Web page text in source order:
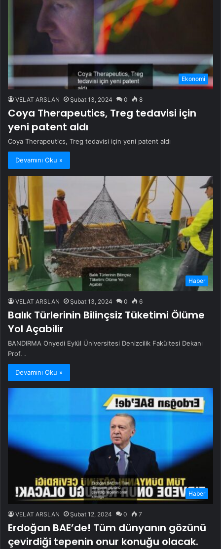
Ekonomi
VELAT ARSLAN Şubat 13, 2024 0 8
Coya Therapeutics, Treg tedavisi için
yeni patent aldı
Coya Therapeutics, Treg tedavisi için yeni patent aldı
Devamını Oku »
Haber
VELAT ARSLAN Şubat 13, 2024 0 6
Balık Türlerinin Bilinçsiz Tüketimi Ölüme
Yol Açabilir
BANDIRMA Onyedi Eylül Üniversitesi Denizcilik Fakültesi Dekanı
Prof. .
Devamını Oku »
Haber
VELAT ARSLAN Şubat 12, 2024 0 7
Erdoğan BAE’de! Tüm dünyanın gözünü
çevirdiği tepenin onur konuğu olacak.